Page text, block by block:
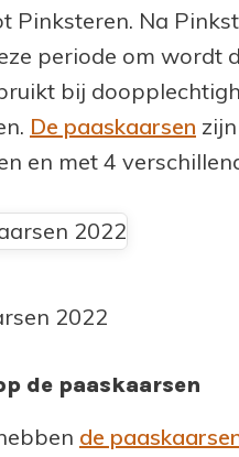
Pinksteren. Na
periode om wordt
bij
De paaskaarsen
en met 4
2022
de paaskaarsen
de